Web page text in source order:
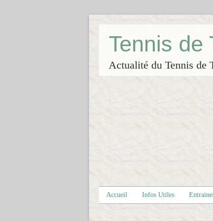
Tennis de
Actualité du Tennis de
Accueil Infos Utiles